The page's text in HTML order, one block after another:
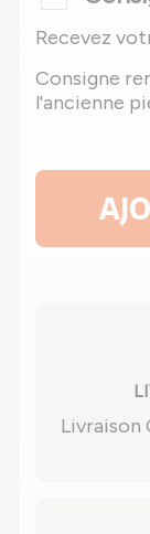
Recevez
Consigne
l'ancienne